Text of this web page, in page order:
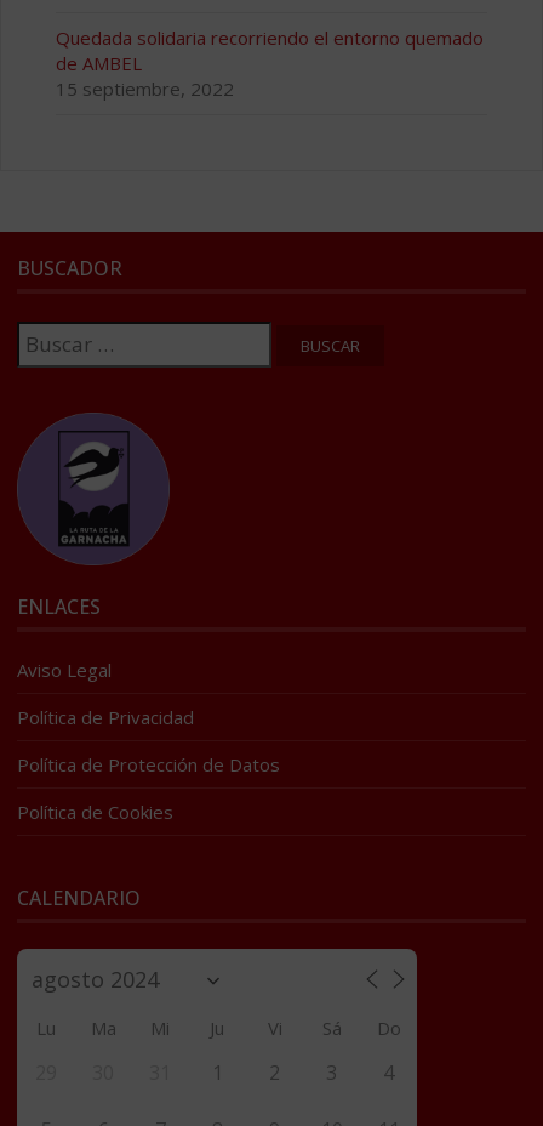
Quedada solidaria recorriendo el entorno quemado
de AMBEL
15 septiembre, 2022
BUSCADOR
Buscar:
ENLACES
Aviso Legal
Política de Privacidad
Política de Protección de Datos
Política de Cookies
CALENDARIO
Lu Ma Mi Ju Vi Sá Do
1 2 3 4